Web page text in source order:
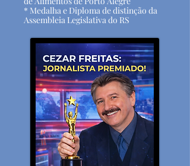
* Medalha e Diploma de distinção da
Assembleia Legislativa do RS